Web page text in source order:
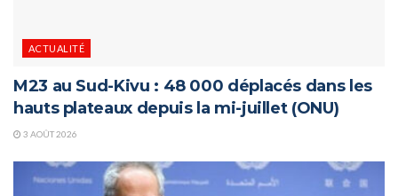
ACTUALITÉ
M23 au Sud-Kivu : 48 000 déplacés dans les
hauts plateaux depuis la mi-juillet (ONU)
3 AOÛT 2026